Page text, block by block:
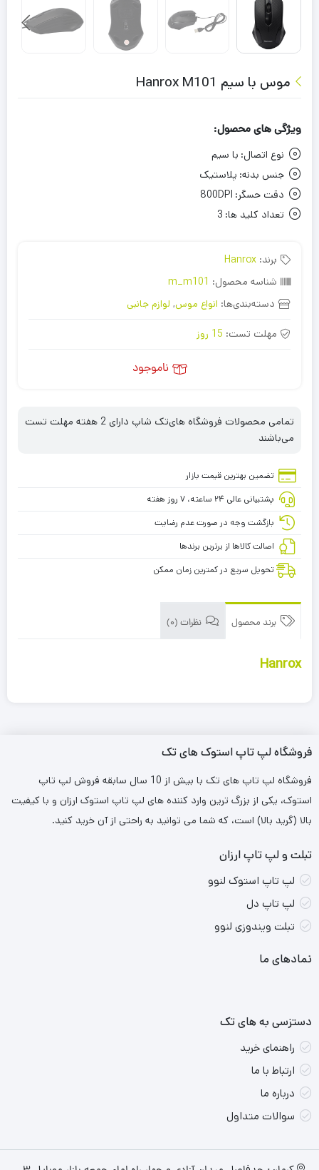
موس با سیم Hanrox M101
ویژگی های محصول:
نوع اتصال: با سیم
جنس بدنه: پلاستیک
دقت حسگر: 800DPI
تعداد کلید ها: 3
برند: Hanrox
شناسه محصول: m_m101
دسته‌بندی‌ها: انواع موس, لوازم جانبی
مهلت تست: 15 روز
ناموجود
تمامی محصولات فروشگاه های‌تک شاپ دارای 2 هفته مهلت تست
می‌باشند
تضمین بهترین قیمت بازار
پشتیبانی عالی ۲۴ ساعته، ۷ روز هفته
بازگشت وجه در صورت عدم رضایت
اصالت کالاها از برترین برندها
تحویل سریع در کمترین زمان ممکن
برند محصول نظرات (0)
Hanrox
فروشگاه لپ تاپ استوک های تک
فروشگاه لپ تاپ های تک با بیش از 10 سال سابقه فروش لپ تاپ
استوک، یکی از بزرگ ترین وارد کننده های لپ تاپ استوک ارزان و با کیفیت
بالا (گرید بالا) است، که شما می توانید به راحتی از آن خرید کنید.
تبلت و لپ تاپ ارزان
لپ تاپ استوک لنوو
لپ تاپ دل
تبلت ویندوزی لنوو
نمادهای ما
دستزسی به های تک
راهنمای خرید
ارتباط با ما
درباره ما
سوالات متداول